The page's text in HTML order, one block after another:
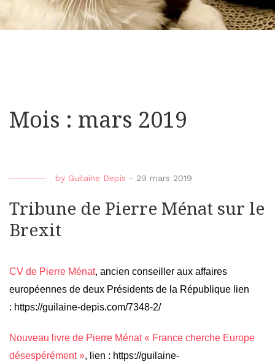
Mois : mars 2019
by Guilaine Depis - 29 mars 2019
Tribune de Pierre Ménat sur le
Brexit
CV de Pierre Ménat, ancien conseiller aux affaires
européennes de deux Présidents de la République lien
: https://guilaine-depis.com/7348-2/
Nouveau livre de Pierre Ménat « France cherche Europe
désespérément », lien : https://guilaine-